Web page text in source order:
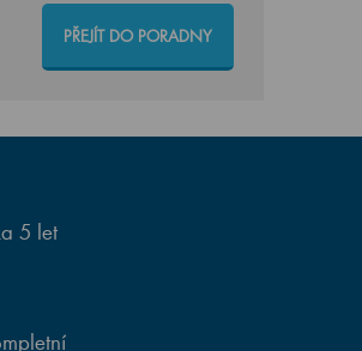
PŘEJÍT DO PORADNY
5 let